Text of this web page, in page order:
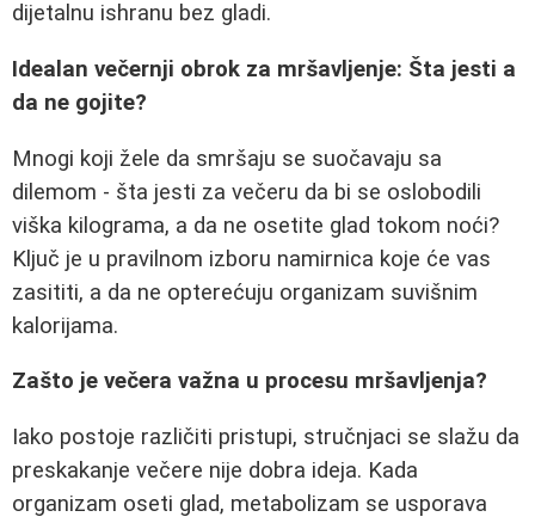
dijetalnu ishranu bez gladi.
Idealan večernji obrok za mršavljenje: Šta jesti a
da ne gojite?
Mnogi koji žele da smršaju se suočavaju sa
dilemom - šta jesti za večeru da bi se oslobodili
viška kilograma, a da ne osetite glad tokom noći?
Ključ je u pravilnom izboru namirnica koje će vas
zasititi, a da ne opterećuju organizam suvišnim
kalorijama.
Zašto je večera važna u procesu mršavljenja?
Iako postoje različiti pristupi, stručnjaci se slažu da
preskakanje večere nije dobra ideja. Kada
organizam oseti glad, metabolizam se usporava